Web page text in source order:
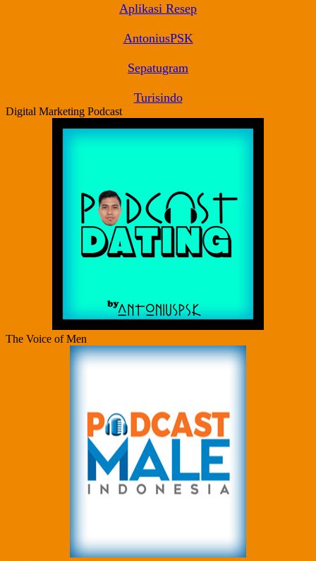
Aplikasi Resep
AntoniusPSK
Sepatugram
Turisindo
Digital Marketing Podcast
The Voice of Men